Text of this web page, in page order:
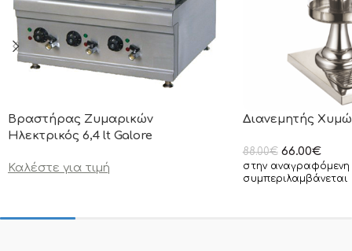
Βραστήρας Ζυμαρικών
Ηλεκτρικός 6,4 lt Galore
Καλέστε για τιμή
Διανεμητής
88.00€ 66.00€
στην αναγραφόμενη